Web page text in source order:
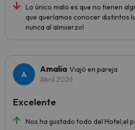
Lo único malo es que no tienen
que queríamos conocer distintos
nunca al almuerzo!
Amalia Viajó en pareja
Abril 2026
Nos ha gustado todo del Hotel,el
Excelente